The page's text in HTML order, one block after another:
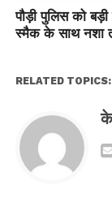
पौड़ी पुलिस को
स्मैक के साथ नशा
RELATED TOPICS: